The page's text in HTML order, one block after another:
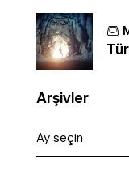
Arşivler